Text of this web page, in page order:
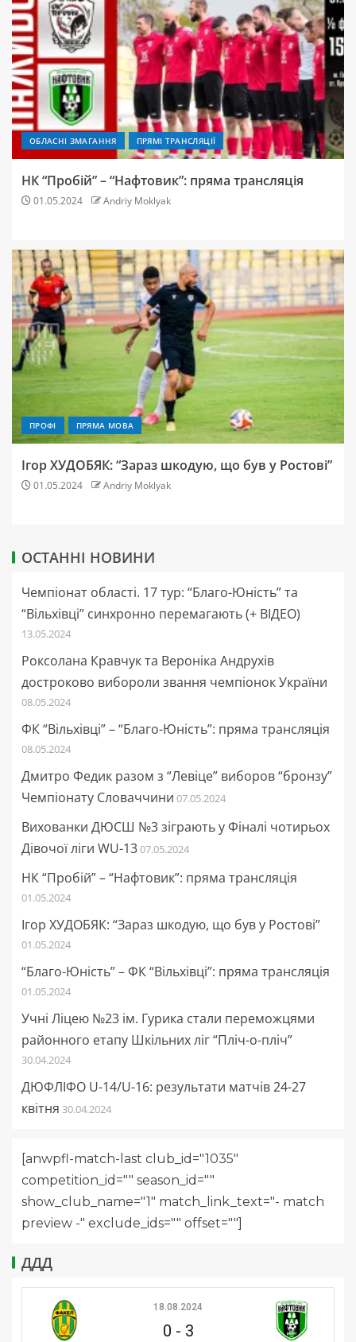
ОБЛАСНІ ЗМАГАННЯ ПРЯМІ ТРАНСЛЯЦІЇ
НК “Пробій” – “Нафтовик”: пряма трансляція
01.05.2024 Andriy Moklyak
ПРОФІ ПРЯМА МОВА
Ігор ХУДОБЯК: “Зараз шкодую, що був у Ростові”
01.05.2024 Andriy Moklyak
ОСТАННІ НОВИНИ
Чемпіонат області. 17 тур: “Благо-Юність” та
“Вільхівці” синхронно перемагають (+ ВІДЕО)
13.05.2024
Роксолана Кравчук та Вероніка Андрухів
достроково вибороли звання чемпіонок України
08.05.2024
ФК “Вільхівці” – “Благо-Юність”: пряма трансляція
08.05.2024
Дмитро Федик разом з “Левіце” виборов “бронзу”
Чемпіонату Словаччини 07.05.2024
Вихованки ДЮСШ №3 зіграють у Фіналі чотирьох
Дівочої ліги WU-1307.05.2024
НК “Пробій” – “Нафтовик”: пряма трансляція
01.05.2024
Ігор ХУДОБЯК: “Зараз шкодую, що був у Ростові”
01.05.2024
“Благо-Юність” – ФК “Вільхівці”: пряма трансляція
01.05.2024
Учні Ліцею №23 ім. Гурика стали переможцями
районного етапу Шкільних ліг “Пліч-о-пліч”
30.04.2024
ДЮФЛІФО U-14/U-16: результати матчів 24-27
квітня 30.04.2024
[anwpfl-match-last club_id="1035"
competition_id="" season_id=""
show_club_name="1" match_link_text="- match
preview -" exclude_ids="" offset=""]
ДДД
18.08.2024
0 - 3